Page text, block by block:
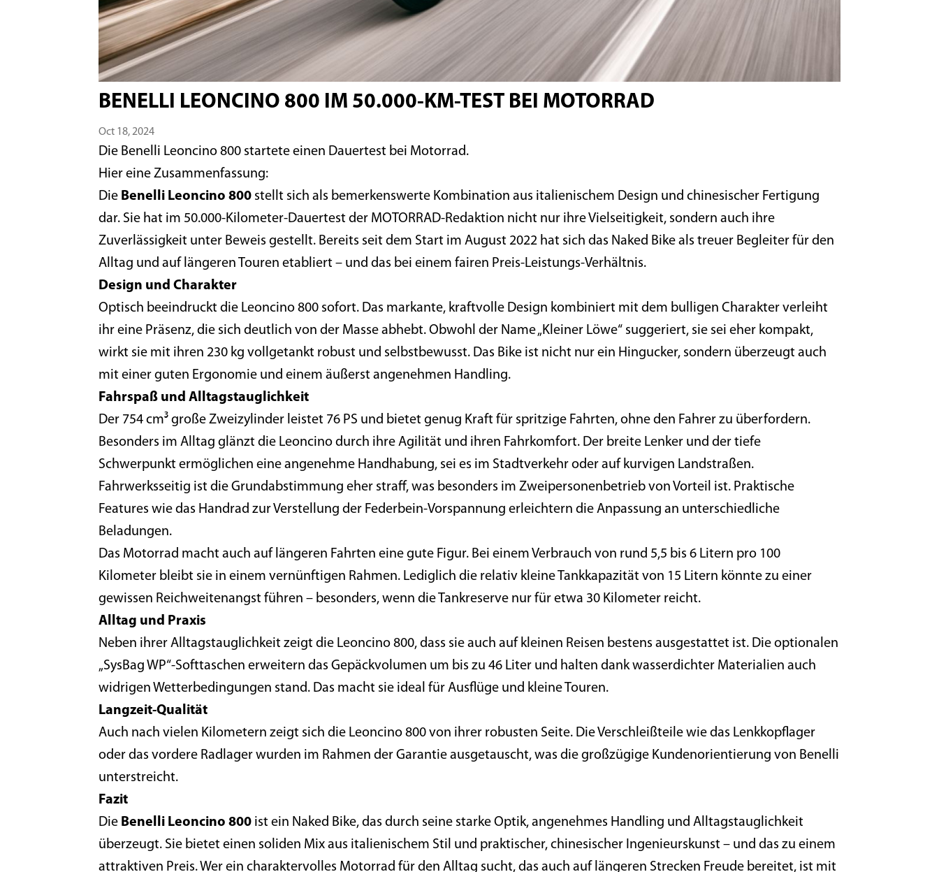
BENELLI LEONCINO 800 IM 50.000-KM-TEST BEI MOTORRAD
Oct 18, 2024
Die Benelli Leoncino 800 startete einen Dauertest bei Motorrad.
Hier eine Zusammenfassung:
Die Benelli Leoncino 800stellt sich als bemerkenswerte Kombination aus italienischem Design und chinesischer Fertigung
dar. Sie hat im 50.000-Kilometer-Dauertest der MOTORRAD-Redaktion nicht nur ihre Vielseitigkeit, sondern auch ihre
Zuverlässigkeit unter Beweis gestellt. Bereits seit dem Start im August 2022 hat sich das Naked Bike als treuer Begleiter für den
Alltag und auf längeren Touren etabliert – und das bei einem fairen Preis-Leistungs-Verhältnis.
Design und Charakter
Optisch beeindruckt die Leoncino 800 sofort. Das markante, kraftvolle Design kombiniert mit dem bulligen Charakter verleiht
ihr eine Präsenz, die sich deutlich von der Masse abhebt. Obwohl der Name „Kleiner Löwe“ suggeriert, sie sei eher kompakt,
wirkt sie mit ihren 230 kg vollgetankt robust und selbstbewusst. Das Bike ist nicht nur ein Hingucker, sondern überzeugt auch
mit einer guten Ergonomie und einem äußerst angenehmen Handling.
Fahrspaß und Alltagstauglichkeit
Der 754 cm³ große Zweizylinder leistet 76 PS und bietet genug Kraft für spritzige Fahrten, ohne den Fahrer zu überfordern.
Besonders im Alltag glänzt die Leoncino durch ihre Agilität und ihren Fahrkomfort. Der breite Lenker und der tiefe
Schwerpunkt ermöglichen eine angenehme Handhabung, sei es im Stadtverkehr oder auf kurvigen Landstraßen.
Fahrwerksseitig ist die Grundabstimmung eher straff, was besonders im Zweipersonenbetrieb von Vorteil ist. Praktische
Features wie das Handrad zur Verstellung der Federbein-Vorspannung erleichtern die Anpassung an unterschiedliche
Beladungen.
Das Motorrad macht auch auf längeren Fahrten eine gute Figur. Bei einem Verbrauch von rund 5,5 bis 6 Litern pro 100
Kilometer bleibt sie in einem vernünftigen Rahmen. Lediglich die relativ kleine Tankkapazität von 15 Litern könnte zu einer
gewissen Reichweitenangst führen – besonders, wenn die Tankreserve nur für etwa 30 Kilometer reicht.
Alltag und Praxis
Neben ihrer Alltagstauglichkeit zeigt die Leoncino 800, dass sie auch auf kleinen Reisen bestens ausgestattet ist. Die optionalen
„SysBag WP“-Softtaschen erweitern das Gepäckvolumen um bis zu 46 Liter und halten dank wasserdichter Materialien auch
widrigen Wetterbedingungen stand. Das macht sie ideal für Ausflüge und kleine Touren.
Langzeit-Qualität
Auch nach vielen Kilometern zeigt sich die Leoncino 800 von ihrer robusten Seite. Die Verschleißteile wie das Lenkkopflager
oder das vordere Radlager wurden im Rahmen der Garantie ausgetauscht, was die großzügige Kundenorientierung von Benelli
unterstreicht.
Fazit
Die Benelli Leoncino 800ist ein Naked Bike, das durch seine starke Optik, angenehmes Handling und Alltagstauglichkeit
überzeugt. Sie bietet einen soliden Mix aus italienischem Stil und praktischer, chinesischer Ingenieurskunst – und das zu einem
attraktiven Preis. Wer ein charaktervolles Motorrad für den Alltag sucht, das auch auf längeren Strecken Freude bereitet, ist mit